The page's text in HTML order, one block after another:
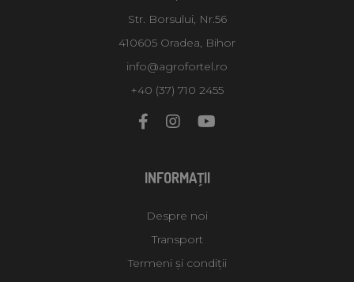
Str. Borsului, Nr.56
410605 Oradea, Bihor
info@agrofortel.ro
+40 (37) 710 2455
INFORMAŢII
Despre noi
Transport
Termeni și condiții